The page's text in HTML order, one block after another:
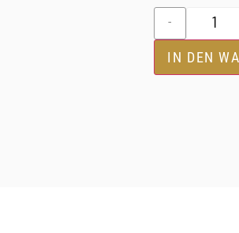
-
IN DEN